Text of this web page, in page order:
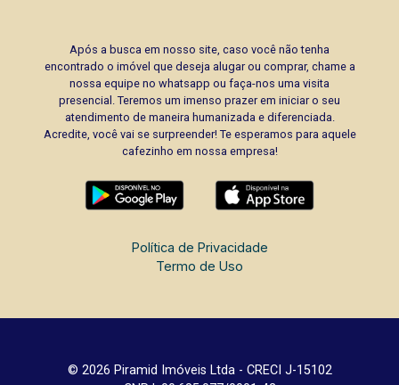
Após a busca em nosso site, caso você não tenha
encontrado o imóvel que deseja alugar ou comprar, chame a
nossa equipe no whatsapp ou faça-nos uma visita
presencial. Teremos um imenso prazer em iniciar o seu
atendimento de maneira humanizada e diferenciada.
Acredite, você vai se surpreender! Te esperamos para aquele
cafezinho em nossa empresa!
Política de Privacidade
Termo de Uso
© 2026 Piramid Imóveis Ltda - CRECI J-15102